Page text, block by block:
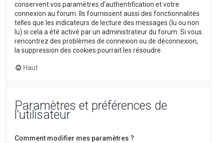
conservent vos paramètres d’authentification et votre
connexion au forum. Ils fournissent aussi des fonctionnalités
telles que les indicateurs de lecture des messages (lu ou non
lu) si cela a été activé par un administrateur du forum. Si vous
rencontrez des problèmes de connexion ou de déconnexion,
la suppression des cookies pourrait les résoudre.
Haut
Paramètres et préférences de
l’utilisateur
Comment modifier mes paramètres ?